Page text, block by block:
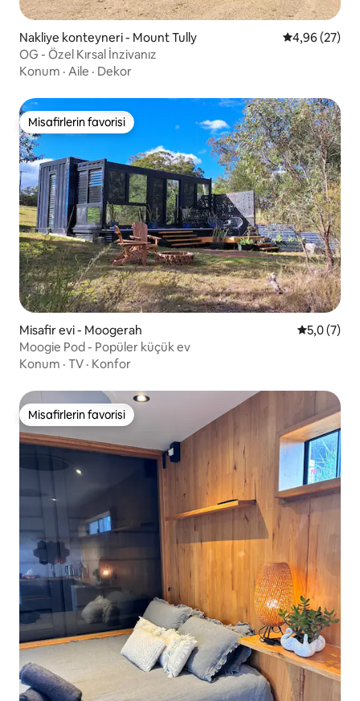
Nakliye konteyneri - Mount Tully 5 üzerinden
4,96 (27)
OG - Özel Kırsal İnzivanız
Konum · Aile · Dekor
Misafirlerin favorisi
Misafirlerin favorisi
Misafir evi - Moogerah 55,0 (7)
Moogie Pod - Popüler küçük ev
Konum · TV · Konfor
Misafirlerin favorisi
Misafirlerin favorisi